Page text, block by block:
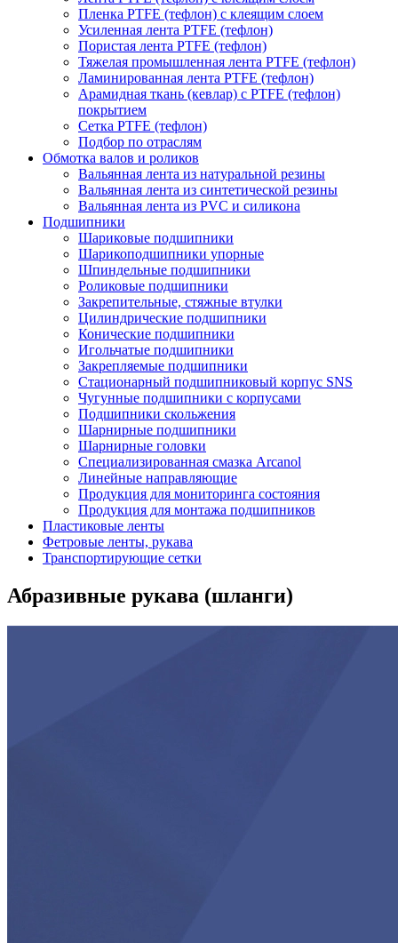
Пленка PTFE (тефлон) с клеящим слоем
Усиленная лента PTFE (тефлон)
Пористая лента PTFE (тефлон)
Тяжелая промышленная лента PTFE (тефлон)
Ламинированная лента PTFE (тефлон)
Арамидная ткань (кевлар) с PTFE (тефлон)
покрытием
Сетка PTFE (тефлон)
Подбор по отраслям
Обмотка валов и роликов
Вальянная лента из натуральной резины
Вальянная лента из синтетической резины
Вальянная лента из PVC и силикона
Подшипники
Шариковые подшипники
Шарикоподшипники упорные
Шпиндельные подшипники
Роликовые подшипники
Закрепительные, стяжные втулки
Цилиндрические подшипники
Конические подшипники
Игольчатые подшипники
Закрепляемые подшипники
Стационарный подшипниковый корпус SNS
Чугунные подшипники с корпусами
Подшипники скольжения
Шарнирные подшипники
Шарнирные головки
Специализированная смазка Arcanol
Линейные направляющие
Продукция для мониторинга состояния
Продукция для монтажа подшипников
Пластиковые ленты
Фетровые ленты, рукава
Транспортирующие сетки
Абразивные рукава (шланги)